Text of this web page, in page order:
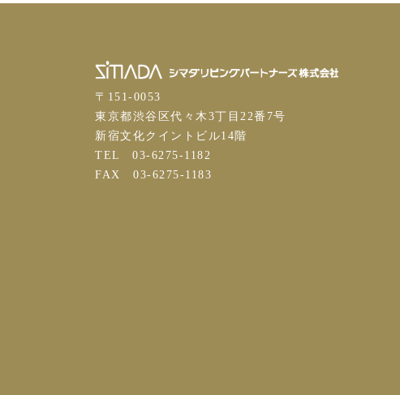
〒151-0053
東京都渋谷区代々木3丁目22番7号
新宿文化クイントビル14階
TEL 03-6275-1182
FAX 03-6275-1183